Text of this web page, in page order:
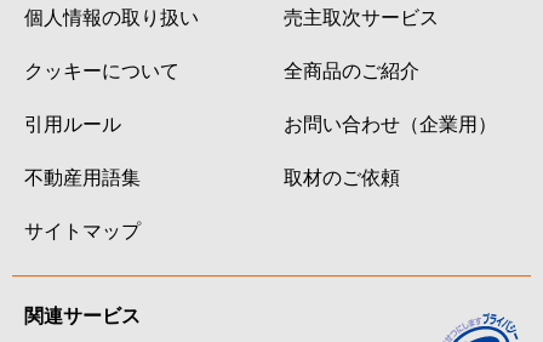
個人情報の取り扱い
クッキーについて
引用ルール
不動産用語集
サイトマップ
売主取次サービス
全商品のご紹介
お問い合わせ（企業用）
取材のご依頼
関連サービス